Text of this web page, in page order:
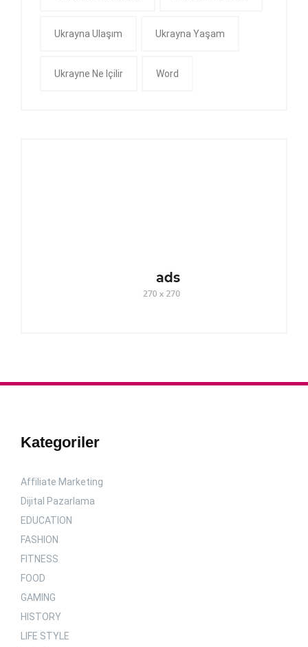
Ukrayna Ulaşım Ukrayna Yaşam
Ukrayne Ne Içilir Word
Kategoriler
Affiliate Marketing
Dijital Pazarlama
EDUCATION
FASHION
FITNESS
FOOD
GAMING
HISTORY
LIFE STYLE